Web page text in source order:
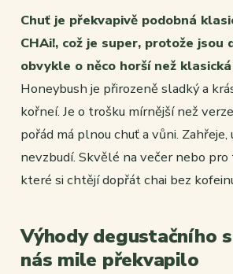
Chuť je překvapivě podobná
CHAi!, což je super, protože jsou
obvykle o něco horší než
Honeybush je přirozeně sladký a
kořneí. Je o trošku mírnější než
pořád má plnou chuť a vůni. Zahřeje,
nevzbudí. Skvělé na večer nebo
které si chtějí dopřát chai bez
Výhody degustačního
nás mile překvapilo